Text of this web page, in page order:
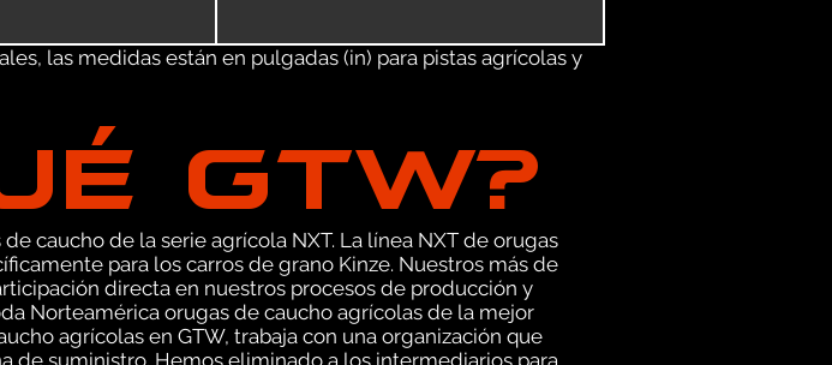
las medidas están en pulgadas (in) para pistas agrícolas y
GTW?
caucho de la serie agrícola NXT. La línea NXT de orugas
para los carros de grano Kinze. Nuestros más de
directa en nuestros procesos de producción y
Norteamérica orugas de caucho agrícolas de la mejor
agrícolas en GTW, trabaja con una organización que
de suministro. Hemos eliminado a los intermediarios para